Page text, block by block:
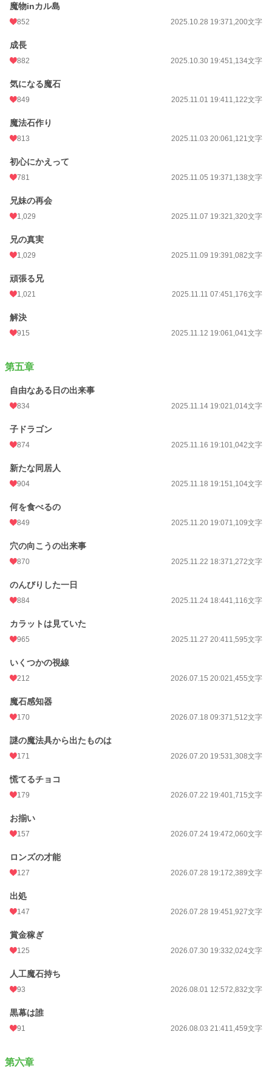
魔物inカル島
852 2025.10.28 19:371,200文字
成長
882 2025.10.30 19:451,134文字
気になる魔石
849 2025.11.01 19:411,122文字
魔法石作り
813 2025.11.03 20:061,121文字
初心にかえって
781 2025.11.05 19:371,138文字
兄妹の再会
1,029 2025.11.07 19:321,320文字
兄の真実
1,029 2025.11.09 19:391,082文字
頑張る兄
1,021 2025.11.11 07:451,176文字
解決
915 2025.11.12 19:061,041文字
第五章
自由なある日の出来事
834 2025.11.14 19:021,014文字
子ドラゴン
874 2025.11.16 19:101,042文字
新たな同居人
904 2025.11.18 19:151,104文字
何を食べるの
849 2025.11.20 19:071,109文字
穴の向こうの出来事
870 2025.11.22 18:371,272文字
のんびりした一日
884 2025.11.24 18:441,116文字
カラットは見ていた
965 2025.11.27 20:411,595文字
いくつかの視線
212 2026.07.15 20:021,455文字
魔石感知器
170 2026.07.18 09:371,512文字
謎の魔法具から出たものは
171 2026.07.20 19:531,308文字
慌てるチョコ
179 2026.07.22 19:401,715文字
お揃い
157 2026.07.24 19:472,060文字
ロンズの才能
127 2026.07.28 19:172,389文字
出処
147 2026.07.28 19:451,927文字
賞金稼ぎ
125 2026.07.30 19:332,024文字
人工魔石持ち
93 2026.08.01 12:572,832文字
黒幕は誰
91 2026.08.03 21:411,459文字
第六章